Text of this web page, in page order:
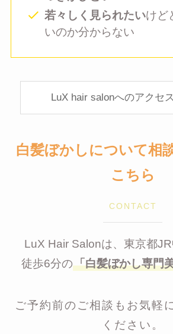
若々しく見られたいけど
いのか分からない
LuX hair salonへのアクセ
白髪ぼかしについて相
こちら
CONTACT
LuX Hair Salonは、東京都
徒歩6分の「白髪ぼかし専門
ご予約前のご相談もお気軽
ください。